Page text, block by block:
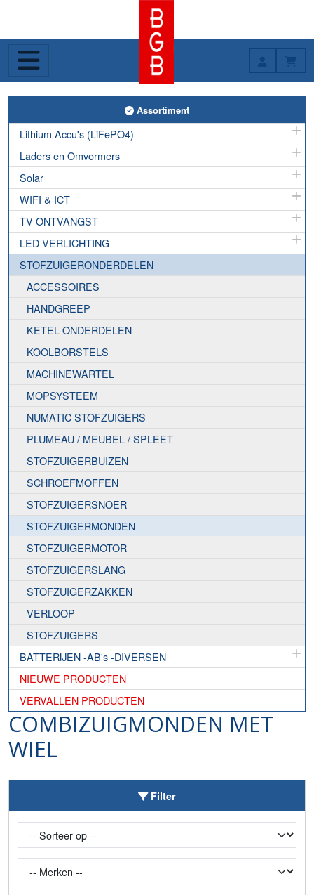
Toggle Assortiment
Assortiment
Lithium Accu's (LiFePO4)
Laders en Omvormers
Solar
WIFI & ICT
TV ONTVANGST
LED VERLICHTING
STOFZUIGERONDERDELEN
ACCESSOIRES
HANDGREEP
KETEL ONDERDELEN
KOOLBORSTELS
MACHINEWARTEL
MOPSYSTEEM
NUMATIC STOFZUIGERS
PLUMEAU / MEUBEL / SPLEET
STOFZUIGERBUIZEN
SCHROEFMOFFEN
STOFZUIGERSNOER
STOFZUIGERMONDEN
STOFZUIGERMOTOR
STOFZUIGERSLANG
STOFZUIGERZAKKEN
VERLOOP
STOFZUIGERS
BATTERIJEN -AB's -DIVERSEN
NIEUWE PRODUCTEN
VERVALLEN PRODUCTEN
COMBIZUIGMONDEN MET
WIEL
Toggle Filter
Filter